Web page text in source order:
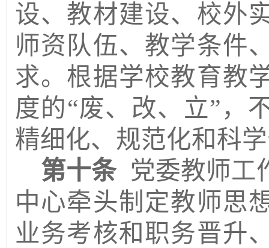
设、教材建设、校外
师资队伍、教学条件
求。根据学校教育教
度的“废、改、立”，
精细化、规范化和科
第十条 党委教师工
中心牵头制定教师思
业务考核和职务晋升